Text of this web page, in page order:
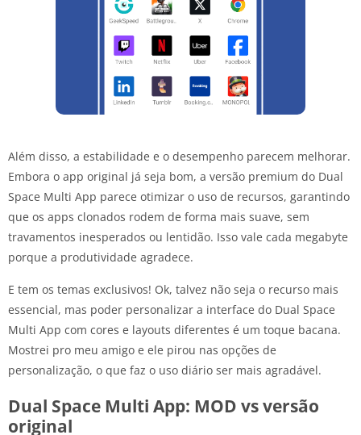
Além disso, a estabilidade e o desempenho parecem melhorar.
Embora o app original já seja bom, a versão premium do Dual
Space Multi App parece otimizar o uso de recursos, garantindo
que os apps clonados rodem de forma mais suave, sem
travamentos inesperados ou lentidão. Isso vale cada megabyte
porque a produtividade agradece.
E tem os temas exclusivos! Ok, talvez não seja o recurso mais
essencial, mas poder personalizar a interface do Dual Space
Multi App com cores e layouts diferentes é um toque bacana.
Mostrei pro meu amigo e ele pirou nas opções de
personalização, o que faz o uso diário ser mais agradável.
Dual Space Multi App: MOD vs versão
original